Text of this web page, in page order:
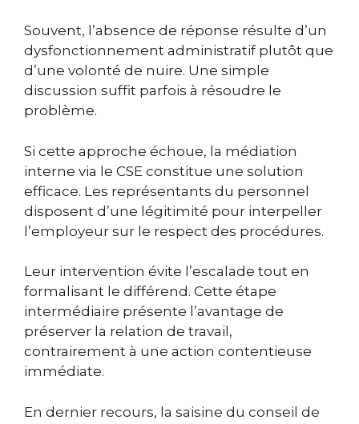
Souvent, l’absence de réponse résulte d’un
dysfonctionnement administratif plutôt que
d’une volonté de nuire. Une simple
discussion suffit parfois à résoudre le
problème.
Si cette approche échoue, la médiation
interne via le CSE constitue une solution
efficace. Les représentants du personnel
disposent d’une légitimité pour interpeller
l’employeur sur le respect des procédures.
Leur intervention évite l’escalade tout en
formalisant le différend. Cette étape
intermédiaire présente l’avantage de
préserver la relation de travail,
contrairement à une action contentieuse
immédiate.
En dernier recours, la saisine du conseil de